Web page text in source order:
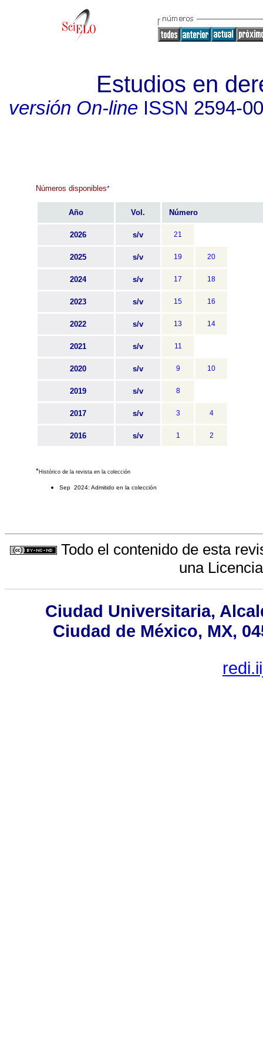
Estudios en
versión On-lineISSN 2594-
Números disponibles*
Año Vol. Número
2026 s/v 21
2025 s/v 19 20
2024 s/v 17 18
2023 s/v 15 16
2022 s/v 13 14
2021 s/v 11
2020 s/v 9 10
2019 s/v 8
2017 s/v 3 4
2016 s/v 1 2
*Histórico de la revista en la colección
Sep 2024: Admitido en la colección
Todo el contenido de esta
una
Ciudad Universitaria,
Ciudad de México, MX,